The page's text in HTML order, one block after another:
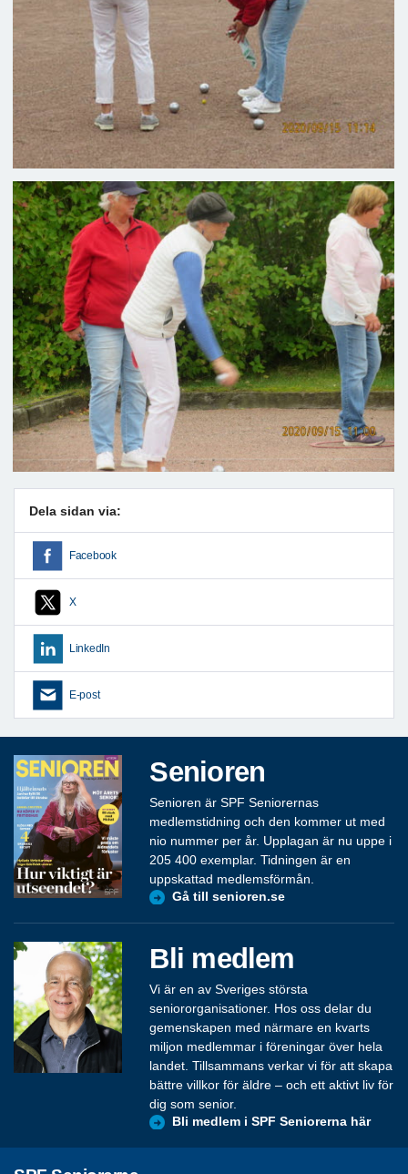
Dela sidan via:
Facebook
X
LinkedIn
E-post
Senioren
Senioren är SPF Seniorernas
medlemstidning och den kommer ut med
nio nummer per år. Upplagan är nu uppe i
205 400 exemplar. Tidningen är en
uppskattad medlemsförmån.
Gå till senioren.se
Bli medlem
Vi är en av Sveriges största
seniororganisationer. Hos oss delar du
gemenskapen med närmare en kvarts
miljon medlemmar i föreningar över hela
landet. Tillsammans verkar vi för att skapa
bättre villkor för äldre – och ett aktivt liv för
dig som senior.
Bli medlem i SPF Seniorerna här